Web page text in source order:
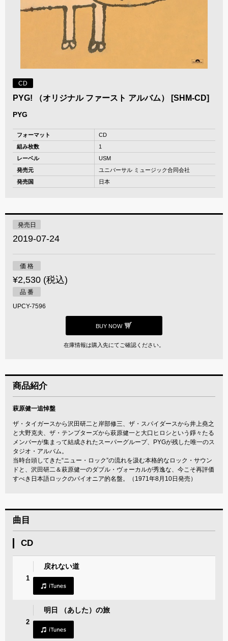
CD
PYG! （オリジナル ファースト アルバム） [SHM-CD]
PYG
フォーマット
CD
組み枚数
1
レーベル
USM
発売元
ユニバーサル ミュージック合同会社
発売国
日本
発売日
2019-07-24
価 格
¥2,530 (税込)
品 番
UPCY-7596
BUY NOW
在庫情報は購入先にてご確認ください。
商品紹介
萩原健一追悼盤
ザ・タイガースから沢田研二と岸部修三、ザ・スパイダースから井上堯之
と大野克夫、ザ・テンプターズから萩原健一と大口ヒロシという錚々たる
メンバーが集まって結成されたスーパーグループ、PYGが残した唯一のス
タジオ・アルバム。
当時台頭してきた“ニュー・ロック”の流れを汲む本格的なロック・サウン
ドと、沢田研二＆萩原健一のダブル・ヴォーカルが秀逸な、今こそ再評価
すべき日本語ロックのパイオニア的名盤。（1971年8月10日発売）
曲目
CD
1
戻れない道
2
明日 （あした）の旅